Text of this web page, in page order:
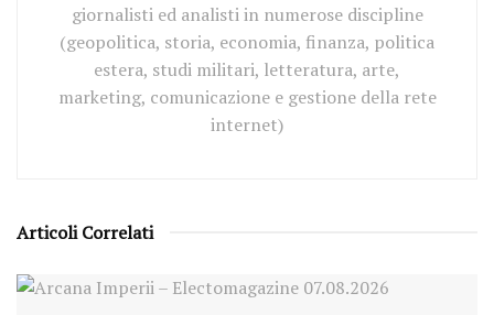
giornalisti ed analisti in numerose discipline
(geopolitica, storia, economia, finanza, politica
estera, studi militari, letteratura, arte,
marketing, comunicazione e gestione della rete
internet)
Articoli Correlati